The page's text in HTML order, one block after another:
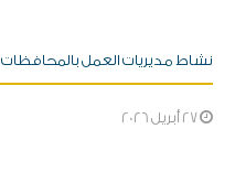
نشاط مديريات العمل بالمحافظات